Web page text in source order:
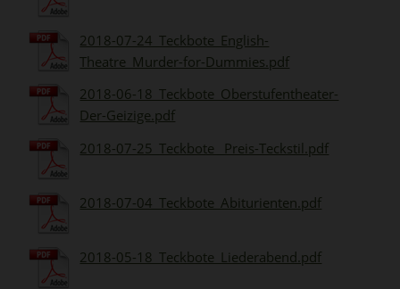
2018-07-24_Teckbote_English-
Theatre_Murder-for-Dummies.pdf
2018-06-18_Teckbote_Oberstufentheater-
Der-Geizige.pdf
2018-07-25_Teckbote _Preis-Teckstil.pdf
2018-07-04_Teckbote_Abiturienten.pdf
2018-05-18_Teckbote_Liederabend.pdf